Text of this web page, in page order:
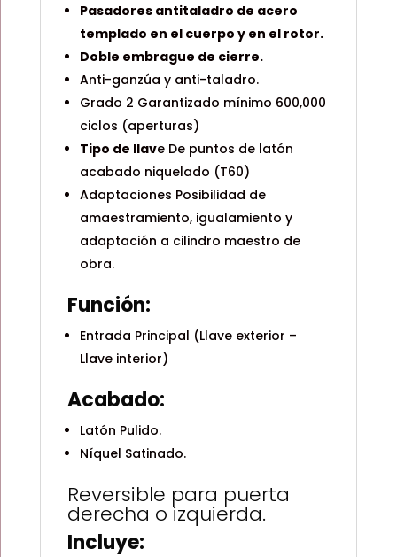
Pasadores antitaladro de acero
templado en el cuerpo y en el rotor.
Doble embrague de cierre.
Anti-ganzúa y anti-taladro.
Grado 2 Garantizado mínimo 600,000
ciclos (aperturas)
Tipo de llave De puntos de latón
acabado niquelado (T60)
Adaptaciones Posibilidad de
amaestramiento, igualamiento y
adaptación a cilindro maestro de
obra.
Función:
Entrada Principal (Llave exterior –
Llave interior)
Acabado:
Latón Pulido.
Níquel Satinado.
Reversible para puerta
derecha o izquierda.
Incluye: